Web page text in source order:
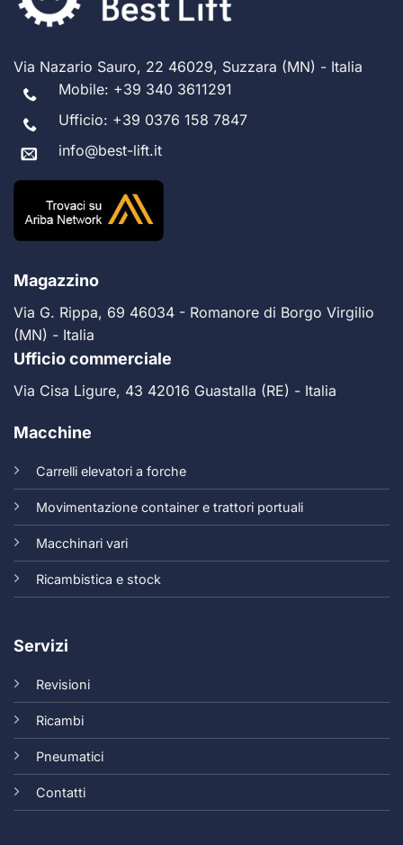
Via Nazario Sauro, 22 46029, Suzzara (MN) - Italia
Mobile: +39 340 3611291
Ufficio: +39 0376 158 7847
info@best-lift.it
Magazzino
Via G. Rippa, 69 46034 - Romanore di Borgo Virgilio
(MN) - Italia
Ufficio commerciale
Via Cisa Ligure, 43 42016 Guastalla (RE) - Italia
Macchine
Carrelli elevatori a forche
Movimentazione container e trattori portuali
Macchinari vari
Ricambistica e stock
Servizi
Revisioni
Ricambi
Pneumatici
Contatti